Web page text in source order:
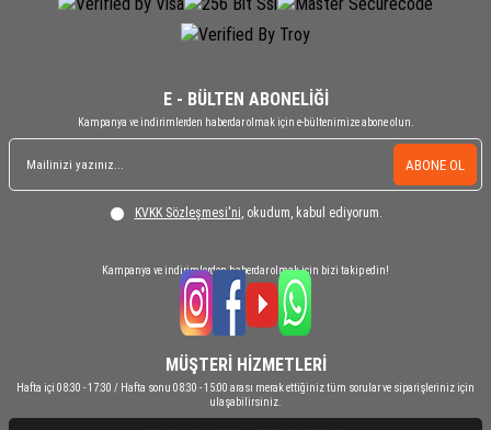
E - BÜLTEN ABONELİĞİ
Kampanya ve indirimlerden haberdar olmak için e-bültenimize abone olun.
ABONE OL
KVKK Sözleşmesi'ni, okudum, kabul ediyorum.
Kampanya ve indirimlerden haberdar olmak için bizi takip edin!
MÜŞTERİ HİZMETLERİ
Hafta içi 08:30 - 17:30 / Hafta sonu 08:30 - 15:00 arası merak ettiğiniz tüm sorular ve siparişleriniz için
ulaşabilirsiniz.